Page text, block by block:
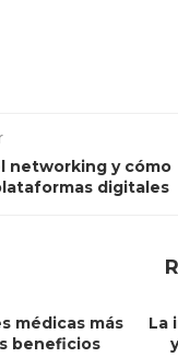
networking y cómo
digitales
médicas más
beneficios
La